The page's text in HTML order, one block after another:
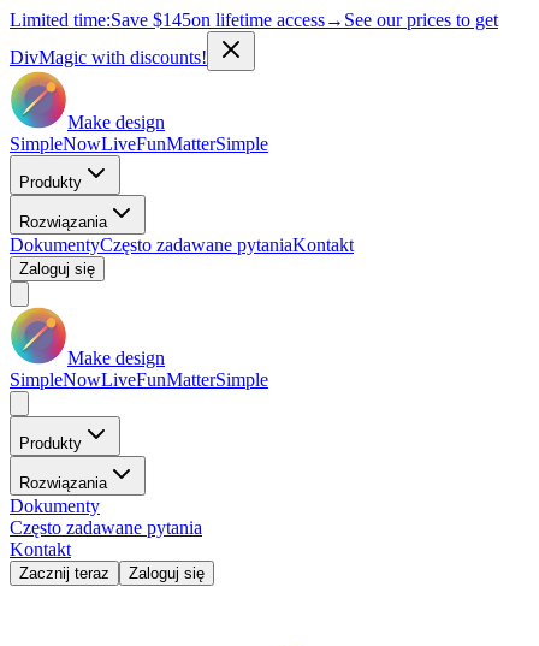
Limited time:Save $145on lifetime access→ See our prices to get
DivMagic with discounts!
Make design
SimpleNowLiveFunMatterSimple
Produkty
Rozwiązania
DokumentyCzęsto zadawane pytaniaKontakt
Zaloguj się
Make design
SimpleNowLiveFunMatterSimple
Produkty
Rozwiązania
Dokumenty
Często zadawane pytania
Kontakt
Zacznij teraz Zaloguj się